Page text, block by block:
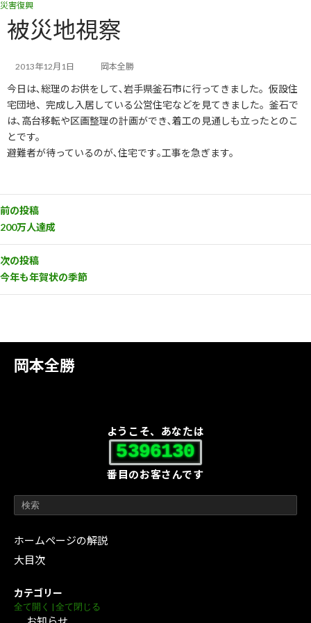
コ
ン
テ
ス
キ
ッ
ナ
ビ
ゲ
ン
に
移
岡本全勝
ようこそ、あなたは
5396130
番目のお客さんです
ホームページの解説
大目次
カテゴリー
全て開く | 全て閉じる
災害復興
被災地視察
2013年12月1日 岡本全勝
今日は､総理のお供をして､岩手県釜石市に行ってきました。仮設住
宅団地、完成し入居している公営住宅などを見てきました。釜石で
は､高台移転や区画整理の計画ができ､着工の見通しも立ったとのこ
とです。
避難者が待っているのが､住宅です｡工事を急ぎます。
前の投稿
200万人達成
次の投稿
今年も年賀状の季節